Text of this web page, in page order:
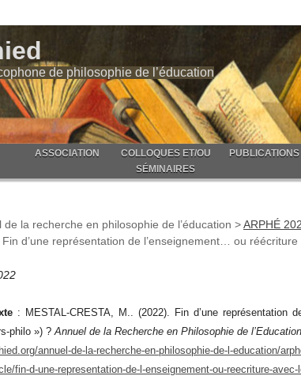
de philosophie de l’éducation
ASSOCIATION
COLLOQUES ET/OU
SÉMINAIRES
PUBLICATIONS
de la recherche en philosophie de l’éducation >ARPHÉ
Fin d’une représentation de l’enseignement… ou
: MESTAL-CRESTA, M.. (2022). Fin d’une représentation
philo ») ? Annuel de la Recherche en Philosophie de
annuel-de-la-recherche-en-philosophie-de-l-education/
fin-d-une-representation-de-l-enseignement-ou-reecriture-avec-